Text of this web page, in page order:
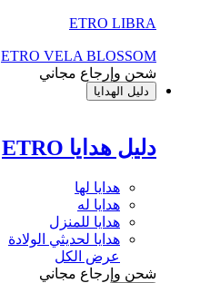
ETRO LIBRA
ETRO VELA BLOSSOM
شحن وإرجاع مجاني
دليل الهدايا
دليل هدايا ETRO
هدايا لها
هدايا له
هدايا للمنزل
هدايا لحديثي الولادة
عرض الكل
شحن وإرجاع مجاني